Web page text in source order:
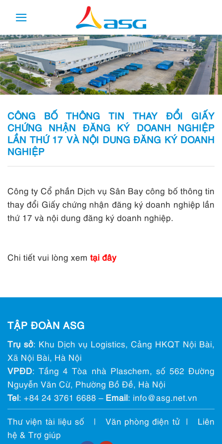
content
CÔNG BỐ THÔNG TIN THAY ĐỔI GIẤY
CHỨNG NHẬN ĐĂNG KÝ DOANH NGHIỆP
LẦN THỨ 17 VÀ NỘI DUNG ĐĂNG KÝ DOANH
NGHIỆP
Công ty Cổ phần Dịch vụ Sân Bay công bố thông tin
thay đổi Giấy chứng nhận đăng ký doanh nghiệp lần
thứ 17 và nội dung đăng ký doanh nghiệp.
Chi tiết vui lòng xem tại đây
TẬP ĐOÀN ASG
Trụ sở: Khu Dịch vụ Logistics, Cảng HKQT Nội Bài,
Xã Nội Bài, Hà Nội
VPĐD: Tầng 4 Tòa nhà Plaschem, số 562 Đường
Nguyễn Văn Cừ, Phường Bồ Đề, Hà Nội
Tel: +84 24 3761 6688 – Email: info@ asg.net.vn
Thư viện tài liệu số | Văn phòng điện tử|
Liên
hệ & Trợ giúp